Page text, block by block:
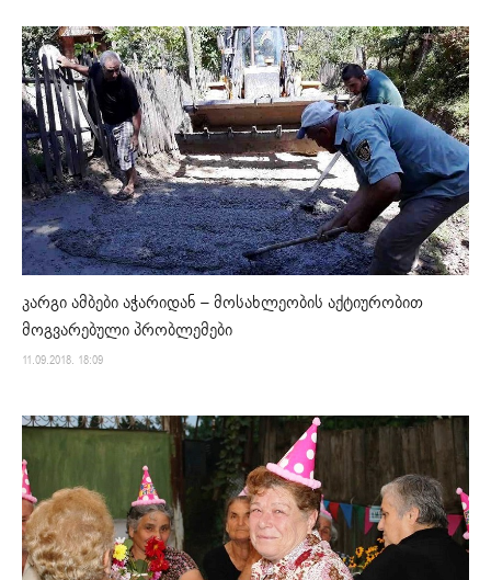
კარგი ამბები აჭარიდან – მოსახლეობის აქტიურობით
მოგვარებული პრობლემები
11.09.2018. 18:09